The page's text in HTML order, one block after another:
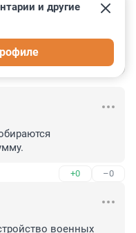
и другие
+0 –0
военных